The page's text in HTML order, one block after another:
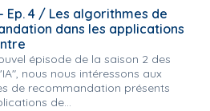
Ep. 4 / Les algorithmes de
dans les applications
épisode de la saison 2 des
nous nous intéressons aux
de recommandation présents
de...